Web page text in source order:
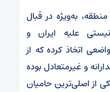
به‌ویژه در قبال
علیه ایران و
اتخاذ کرده که از
و غیرمتعادل بوده
از اصلی‌ترین حامیان